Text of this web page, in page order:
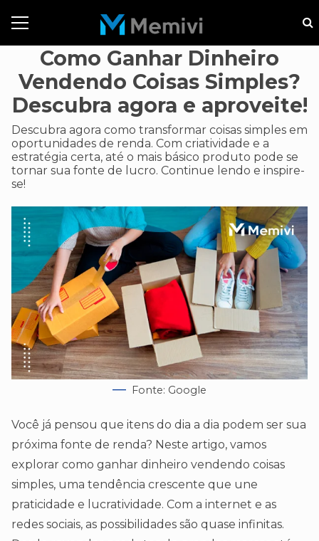
Como Ganhar Dinheiro
Vendendo Coisas Simples?
Descubra agora e aproveite!
Descubra agora como transformar coisas simples em
oportunidades de renda. Com criatividade e a
estratégia certa, até o mais básico produto pode se
tornar sua fonte de lucro. Continue lendo e inspire-
se!
Fonte: Google
Você já pensou que itens do dia a dia podem ser sua
próxima fonte de renda? Neste artigo, vamos
explorar como ganhar dinheiro vendendo coisas
simples, uma tendência crescente que une
praticidade e lucratividade. Com a internet e as
redes sociais, as possibilidades são quase infinitas.